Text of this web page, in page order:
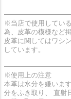
※当店で使用してい
為、皮革の模様など
皮革に関してはワシ
しています。
※使用上の注意
本革は水分を嫌いま
分をふき取り、 直射